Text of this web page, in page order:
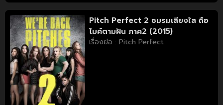
Pitch Perfect 2 ชมรมเสียงใส ถือ
ไมค์ตามฝัน ภาค2 (2015)
เรื่องย่อ : Pitch Perfect